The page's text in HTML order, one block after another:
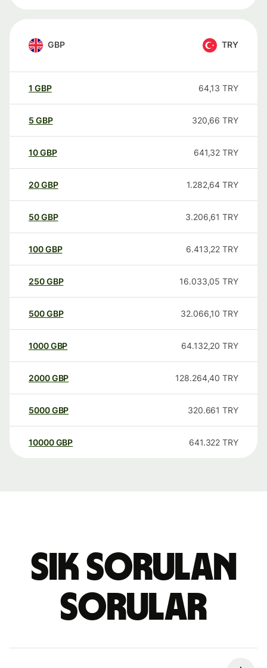
GBP TRY
1 GBP 64,13 TRY
5 GBP 320,66 TRY
10GBP 641,32 TRY
20GBP 1.282,64 TRY
50GBP 3.206,61 TRY
100GBP 6.413,22 TRY
250GBP 16.033,05 TRY
500GBP 32.066,10 TRY
1000GBP 64.132,20 TRY
2000GBP 128.264,40 TRY
5000GBP 320.661 TRY
10000 GBP 641.322 TRY
Sık sorulan
sorular